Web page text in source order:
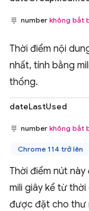
number không bắt
Thời điểm nội
nhất, tính bằng
thống.
dateLastUsed
number không bắt
Chrome 114 trở lên
Thời điểm nút
mili giây kể từ
được đặt cho thư